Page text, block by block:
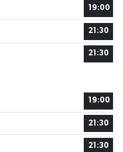
19:00
21:30
21:30
19:00
21:30
21:30